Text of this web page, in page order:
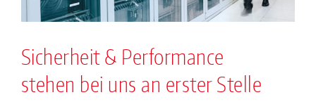
Sicherheit & Performance
stehen bei uns an erster Stelle